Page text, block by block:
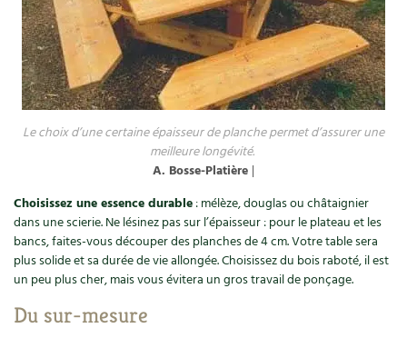
Recettes sans gluten
Recettes végétariennes et vegan
Habitat écologique
Conception et gros oeuvre
Matériaux écologiques
Énergie
Gestion de l’eau
Entretien de la maison
Entre abonné·es
Trucs & astuces
Expés
Trocs & petites annonces
Appels à témoignage
Bonnes adresses
Liste des pépiniéristes
Mieux consommer
Le choix d’une certaine épaisseur de planche permet d’assurer une
meilleure longévité.
A. Bosse-Platière |
Choisissez une essence durable: mélèze, douglas ou châtaignier
dans une scierie. Ne lésinez pas sur l’épaisseur : pour le plateau et les
bancs, faites-vous découper des planches de 4 cm. Votre table sera
plus solide et sa durée de vie allongée. Choisissez du bois raboté, il est
un peu plus cher, mais vous évitera un gros travail de ponçage.
Du sur-mesure